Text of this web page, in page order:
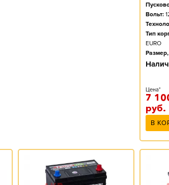
Вольт:
Тип
EURO
Цена*
7
руб.
В